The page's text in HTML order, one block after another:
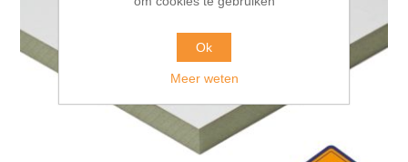
Ok
Meer weten